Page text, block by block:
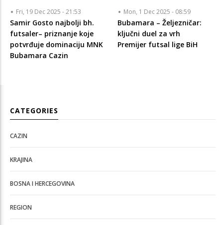
Fri, 19 Dec 2025 - 21:53
Samir Gosto najbolji bh.
futsaler– priznanje koje
potvrđuje dominaciju MNK
Bubamara Cazin
Mon, 1 Dec 2025 - 08:59
Bubamara – Željezničar:
ključni duel za vrh
Premijer futsal lige BiH
CATEGORIES
CAZIN
KRAJINA
BOSNA I HERCEGOVINA
REGION